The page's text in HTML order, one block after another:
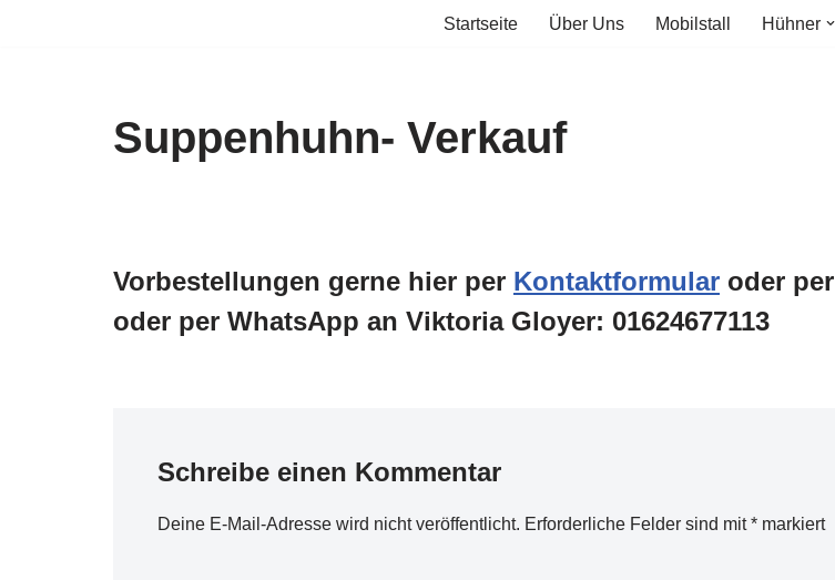
Startseite Über Uns Mobilstall Hühner
Suppenhuhn- Verkauf
Vorbestellungen gerne hier per Kontaktformular oder per
oder per WhatsApp an Viktoria Gloyer: 01624677113
Schreibe einen Kommentar
Deine E-Mail-Adresse wird nicht veröffentlicht. Erforderliche Felder sind mit* markiert